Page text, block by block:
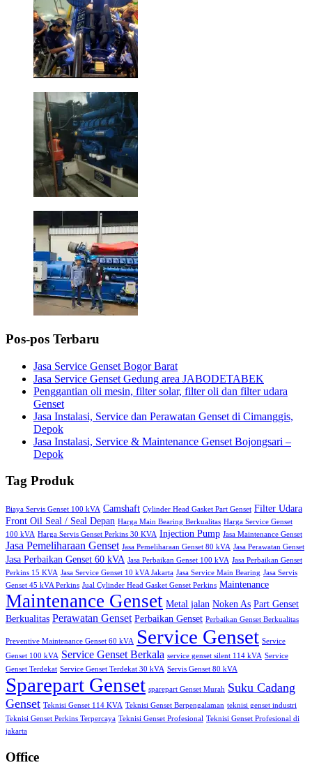
Pos-pos Terbaru
Jasa Service Genset Bogor Barat
Jasa Service Genset Gedung area JABODETABEK
Penggantian oli mesin, filter solar, filter oli dan filter udara
Genset
Jasa Instalasi, Service dan Perawatan Genset di Cimanggis,
Depok
Jasa Instalasi, Service & Maintenance Genset Bojongsari –
Depok
Tag Produk
Biaya Servis Genset 100 kVA Camshaft Cylinder Head Gasket Part Genset Filter Udara
Front Oil Seal / Seal Depan Harga Main Bearing Berkualitas Harga Service Genset
100 kVA Harga Servis Genset Perkins 30 KVA Injection Pump Jasa Maintenance Genset
Jasa Pemeliharaan Genset Jasa Pemeliharaan Genset 80 kVA Jasa Perawatan Genset
Jasa Perbaikan Genset 60 kVA Jasa Perbaikan Genset 100 kVA Jasa Perbaikan Genset
Perkins 15 KVA Jasa Service Genset 10 kVA Jakarta Jasa Service Main Bearing Jasa Servis
Genset 45 kVA Perkins Jual Cylinder Head Gasket Genset Perkins Maintenance
Maintenance Genset Metal jalan Noken As Part Genset
Berkualitas Perawatan Genset Perbaikan Genset Perbaikan Genset Berkualitas
Preventive Maintenance Genset 60 kVA Service Genset Service
Genset 100 kVA Service Genset Berkala service genset silent 114 kVA Service
Genset Terdekat Service Genset Terdekat 30 kVA Servis Genset 80 kVA
Sparepart Genset sparepart Genset Murah Suku Cadang
Genset Teknisi Genset 114 KVA Teknisi Genset Berpengalaman teknisi genset industri
Teknisi Genset Perkins Terpercaya Teknisi Genset Profesional Teknisi Genset Profesional di
jakarta
Office